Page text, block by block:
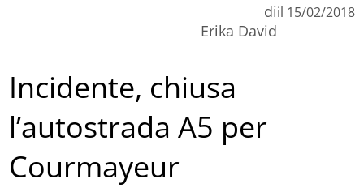
di
Erika David
il 15/02/2018
Incidente, chiusa
l’autostrada A5 per
Courmayeur